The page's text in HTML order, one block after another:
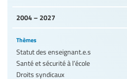
2004 – 2027
Thèmes
Statut des enseignant.e.s
Santé et sécurité à l’école
Droits syndicaux